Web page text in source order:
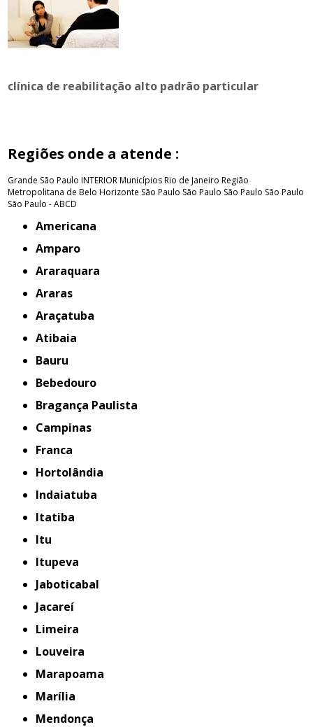
clínica de reabilitação alto padrão particular
Regiões onde a atende :
Grande São Paulo INTERIORMunicípios Rio de Janeiro Região
Metropolitana de Belo Horizonte São Paulo São Paulo São Paulo São Paulo
São Paulo - ABCD
Americana
Amparo
Araraquara
Araras
Araçatuba
Atibaia
Bauru
Bebedouro
Bragança Paulista
Campinas
Franca
Hortolândia
Indaiatuba
Itatiba
Itu
Itupeva
Jaboticabal
Jacareí
Limeira
Louveira
Marapoama
Marília
Mendonça